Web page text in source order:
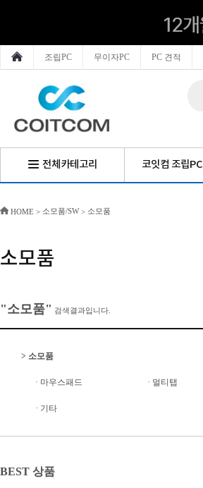
조립PC 무이자PC PC 견적
전체카테고리 코잇컴 조립PC
HOME > 소모품/SW> 소모품
소모품
"소모품" 검색결과입니다.
> 소모품
· 마우스패드 · 멀티탭
· 기타
BEST 상품